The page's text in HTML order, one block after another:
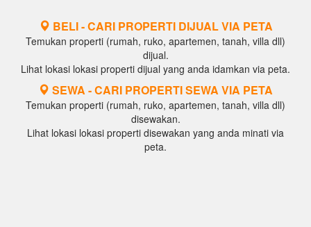
BELI - CARI PROPERTI DIJUAL VIA PETA
Temukan properti (rumah, ruko, apartemen, tanah, villa dll)
dijual.
Lihat lokasi lokasi properti dijual yang anda idamkan via peta.
SEWA - CARI PROPERTI SEWA VIA PETA
Temukan properti (rumah, ruko, apartemen, tanah, villa dll)
disewakan.
Lihat lokasi lokasi properti disewakan yang anda minati via
peta.